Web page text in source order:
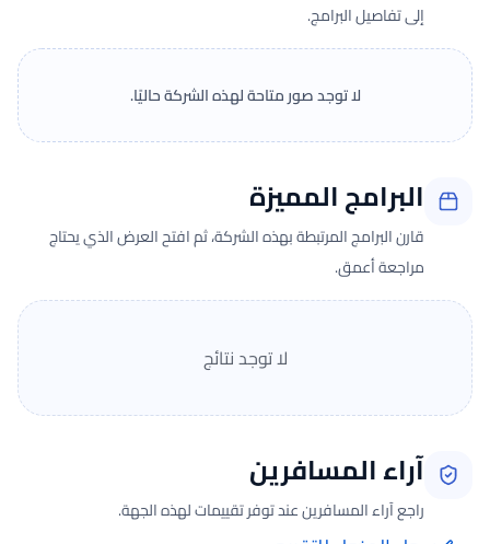
إلى تفاصيل البرامج.
لا توجد صور متاحة لهذه الشركة حاليًا.
البرامج المميزة
قارن البرامج المرتبطة بهذه الشركة، ثم افتح العرض الذي يحتاج
مراجعة أعمق.
لا توجد نتائج
آراء المسافرين
راجع آراء المسافرين عند توفر تقييمات لهذه الجهة.